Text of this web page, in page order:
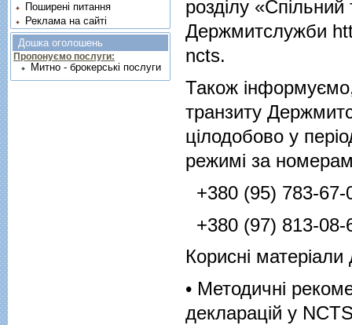
розділу
Держмитслужби
ncts.
Також
транзиту
цілодобово у
режимі за
+380 (95) 783-67-
+380 (97) 813-08-
Корисні
• Методичні
декларацій у
Поширені питання
Реклама на сайті
Дошка оголошень
Пропонуємо послуги:
Митно - брокерські послуги